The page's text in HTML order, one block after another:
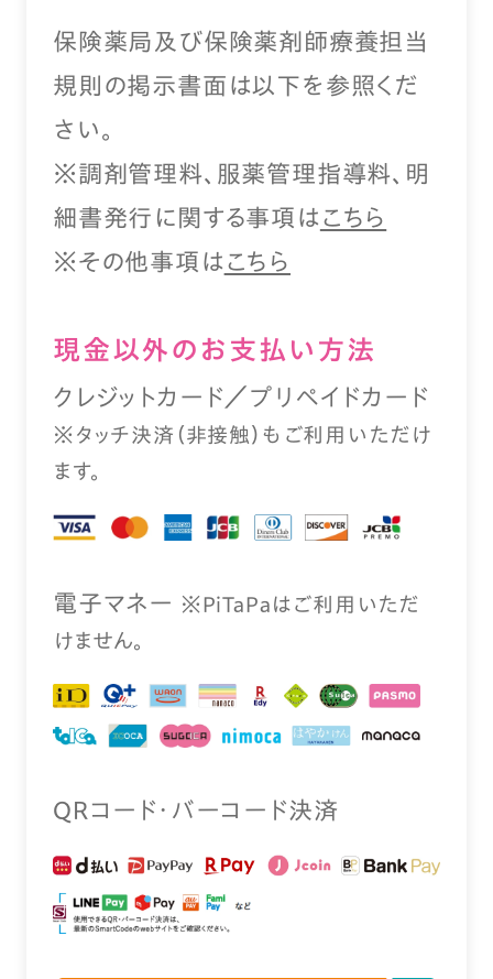
保険薬局及び保険薬剤師療養担当
規則の掲示書面は以下を参照くだ
さい。
※調剤管理料、服薬管理指導料、明
細書発行に関する事項は こちら
※その他事項は こちら
現⾦以外のお⽀払い⽅法
クレジットカード／プリペイドカード
※タッチ決済（⾮接触）もご利⽤いただけ
ます。
電⼦マネー ※PiTaPaはご利⽤いただ
けません。
QRコード・バーコード決済